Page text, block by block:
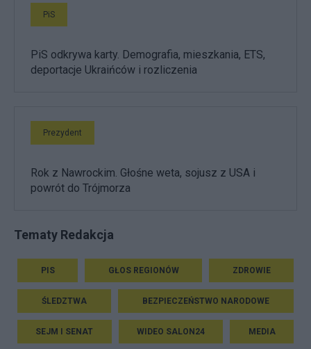
PiS
PiS odkrywa karty. Demografia, mieszkania, ETS,
deportacje Ukraińców i rozliczenia
Prezydent
Rok z Nawrockim. Głośne weta, sojusz z USA i
powrót do Trójmorza
Tematy Redakcja
PIS GŁOS REGIONÓW ZDROWIE
ŚLEDZTWA BEZPIECZEŃSTWO NARODOWE
SEJM I SENAT WIDEO SALON24 MEDIA